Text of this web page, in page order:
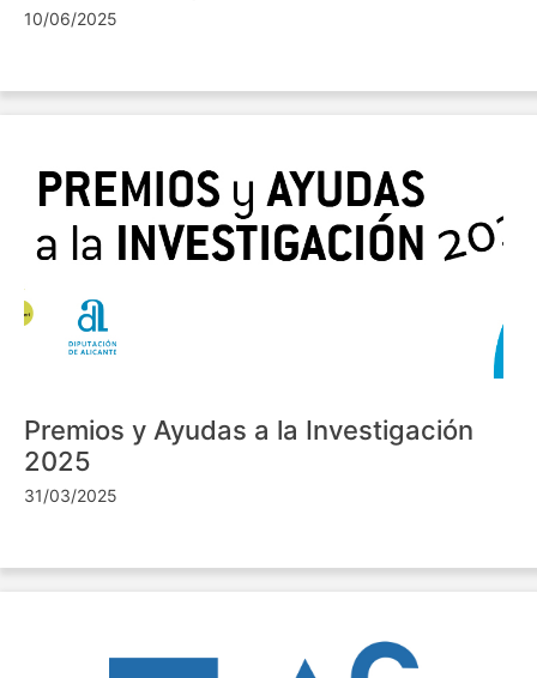
10/06/2025
Premios y Ayudas a la Investigación
2025
31/03/2025